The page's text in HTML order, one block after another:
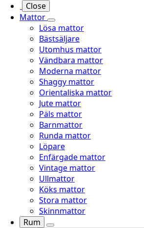
Close
Mattor
Lösa mattor
Bästsäljare
Utomhus mattor
Vändbara mattor
Moderna mattor
Shaggy mattor
Orientaliska mattor
Jute mattor
Päls mattor
Barnmattor
Runda mattor
Löpare
Enfärgade mattor
Vintage mattor
Ullmattor
Köks mattor
Stora mattor
Skinnmattor
Rum